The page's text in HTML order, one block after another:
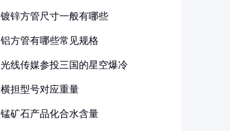
镀锌方管尺寸一般有哪些
铝方管有哪些常见规格
光线传媒参投三国的星空爆冷
横担型号对应重量
锰矿石产品化合水含量